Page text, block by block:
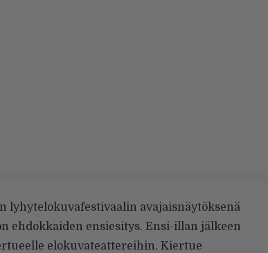
lyhytelokuvafestivaalin avajaisnäytöksenä
ehdokkaiden ensiesitys. Ensi-illan jälkeen
elokuvateattereihin. Kiertue